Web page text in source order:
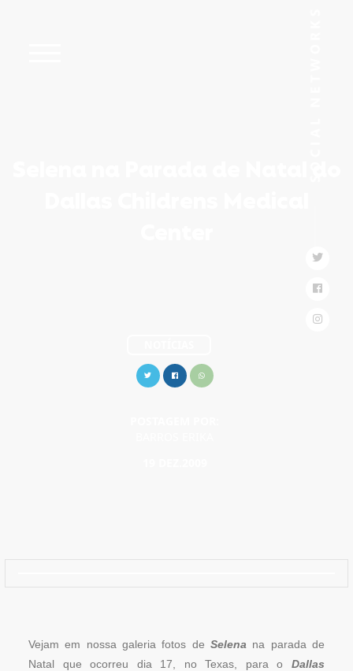
Vejam em nossa galeria fotos de Selena na parada de
Natal que ocorreu dia 17, no Texas, para o Dallas